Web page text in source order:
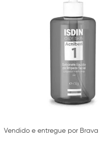
Vendido e entregue por Brava